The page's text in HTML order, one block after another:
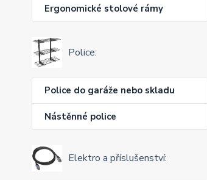
Ergonomické stolové rámy
Police:
Police do garáže nebo skladu
Nástěnné police
Elektro a příslušenství: